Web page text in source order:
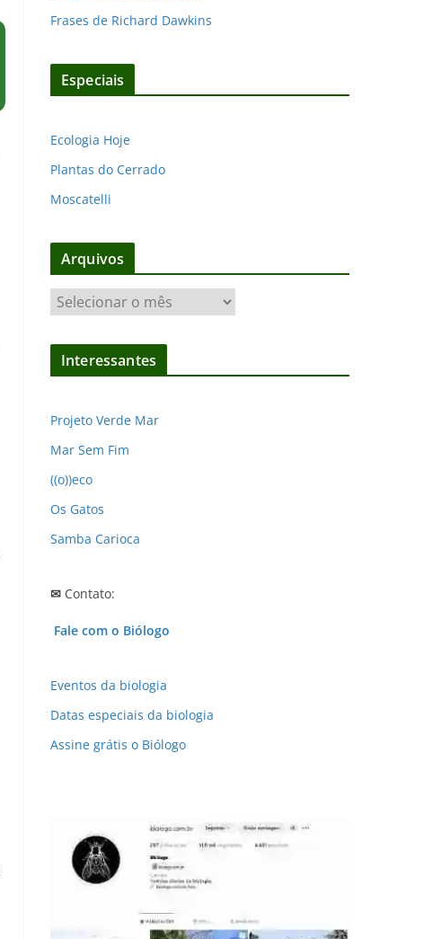
Frases de Richard Dawkins
Especiais
Ecologia Hoje
Plantas do Cerrado
Moscatelli
Arquivos
r
q
s
Interessantes
Projeto Verde Mar
Mar Sem Fim
((o))eco
Os Gatos
Samba Carioca
✉ Contato:
Fale com o Biólogo
Eventos da biologia
Datas especiais da biologia
Assine grátis o Biólogo